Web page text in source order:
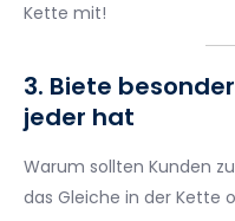
Kette mit!
3. Biete
jeder hat
Warum sollten Kunden
das Gleiche in der Kette